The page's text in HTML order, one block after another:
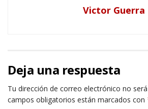
Victor Guerra
Deja una respuesta
Tu dirección de correo electrónico no
campos obligatorios están marcados con